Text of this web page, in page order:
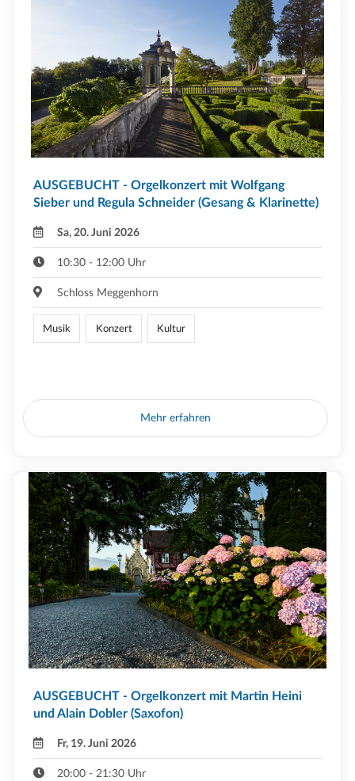
AUSGEBUCHT - Orgelkonzert mit Wolfgang
Sieber und Regula Schneider (Gesang & Klarinette)
Sa, 20. Juni 2026
10:30 - 12:00 Uhr
Schloss Meggenhorn
Musik Konzert Kultur
Mehr erfahren
AUSGEBUCHT - Orgelkonzert mit Martin Heini
und Alain Dobler (Saxofon)
Fr, 19. Juni 2026
20:00 - 21:30 Uhr